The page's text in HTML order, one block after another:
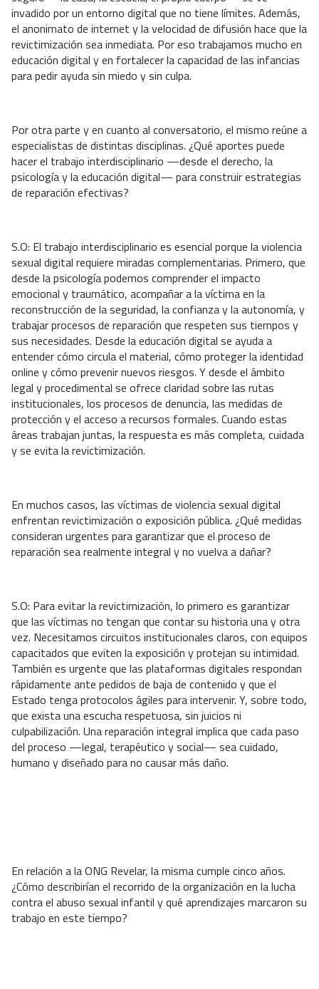
invadido por un entorno digital que no tiene límites. Además,
el anonimato de internet y la velocidad de difusión hace que la
revictimización sea inmediata. Por eso trabajamos mucho en
educación digital y en fortalecer la capacidad de las infancias
para pedir ayuda sin miedo y sin culpa.
Por otra parte y en cuanto al conversatorio, el mismo reúne a
especialistas de distintas disciplinas. ¿Qué aportes puede
hacer el trabajo interdisciplinario —desde el derecho, la
psicología y la educación digital— para construir estrategias
de reparación efectivas?
S.O: El trabajo interdisciplinario es esencial porque la violencia
sexual digital requiere miradas complementarias. Primero, que
desde la psicología podemos comprender el impacto
emocional y traumático, acompañar a la víctima en la
reconstrucción de la seguridad, la confianza y la autonomía, y
trabajar procesos de reparación que respeten sus tiempos y
sus necesidades. Desde la educación digital se ayuda a
entender cómo circula el material, cómo proteger la identidad
online y cómo prevenir nuevos riesgos. Y desde el ámbito
legal y procedimental se ofrece claridad sobre las rutas
institucionales, los procesos de denuncia, las medidas de
protección y el acceso a recursos formales. Cuando estas
áreas trabajan juntas, la respuesta es más completa, cuidada
y se evita la revictimización.
En muchos casos, las víctimas de violencia sexual digital
enfrentan revictimización o exposición pública. ¿Qué medidas
consideran urgentes para garantizar que el proceso de
reparación sea realmente integral y no vuelva a dañar?
S.O: Para evitar la revictimización, lo primero es garantizar
que las víctimas no tengan que contar su historia una y otra
vez. Necesitamos circuitos institucionales claros, con equipos
capacitados que eviten la exposición y protejan su intimidad.
También es urgente que las plataformas digitales respondan
rápidamente ante pedidos de baja de contenido y que el
Estado tenga protocolos ágiles para intervenir. Y, sobre todo,
que exista una escucha respetuosa, sin juicios ni
culpabilización. Una reparación integral implica que cada paso
del proceso —legal, terapéutico y social— sea cuidado,
humano y diseñado para no causar más daño.
En relación a la ONG Revelar, la misma cumple cinco años.
¿Cómo describirían el recorrido de la organización en la lucha
contra el abuso sexual infantil y qué aprendizajes marcaron su
trabajo en este tiempo?